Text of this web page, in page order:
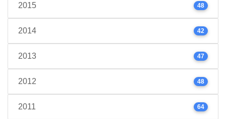
2015 48
2014 42
2013 47
2012 48
2011 64